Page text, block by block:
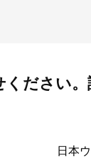
ください
日本